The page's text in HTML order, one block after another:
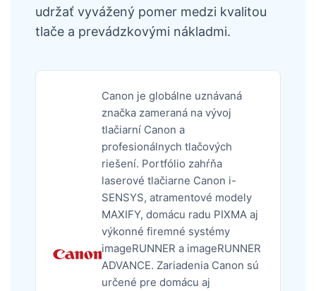
udržať vyvážený pomer medzi kvalitou
tlače a prevádzkovými nákladmi.
Canon je globálne uznávaná
značka zameraná na vývoj
tlačiarní Canon a
profesionálnych tlačových
riešení. Portfólio zahŕňa
laserové tlačiarne Canon i-
SENSYS, atramentové modely
MAXIFY, domácu radu PIXMA aj
výkonné firemné systémy
imageRUNNER a imageRUNNER
ADVANCE. Zariadenia Canon sú
určené pre domácu aj